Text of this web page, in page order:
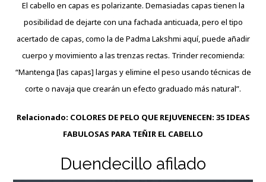
El cabello en capas es polarizante. Demasiadas capas tienen la
posibilidad de dejarte con una fachada anticuada, pero el tipo
acertado de capas, como la de Padma Lakshmi aquí, puede añadir
cuerpo y movimiento a las trenzas rectas. Trinder recomienda:
“Mantenga [las capas] largas y elimine el peso usando técnicas de
corte o navaja que crearán un efecto graduado más natural”.
Relacionado: COLORES DE PELO QUE REJUVENECEN: 35 IDEAS
FABULOSAS PARA TEÑIR EL CABELLO
Duendecillo afilado